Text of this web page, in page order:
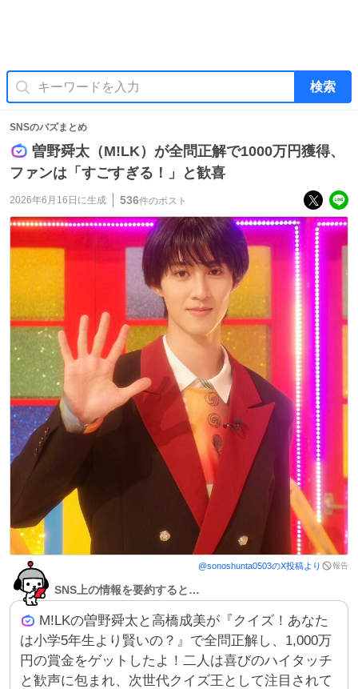
検索
SNSのバズまとめ
曽野舜太（M!LK）が全問正解で1000万円獲得、
ファンは「すごすぎる！」と歓喜
2026年6月16日 に生成 536件のポスト
@sonoshunta0503のX投稿より 報告
SNS上の情報を要約すると…
M!LKの曽野舜太と高橋成美が『クイズ！あなた
は小学5年生より賢いの？』で全問正解し、1,000万
円の賞金をゲットしたよ！二人は喜びのハイタッチ
と歓声に包まれ、次世代クイズ王として注目されて